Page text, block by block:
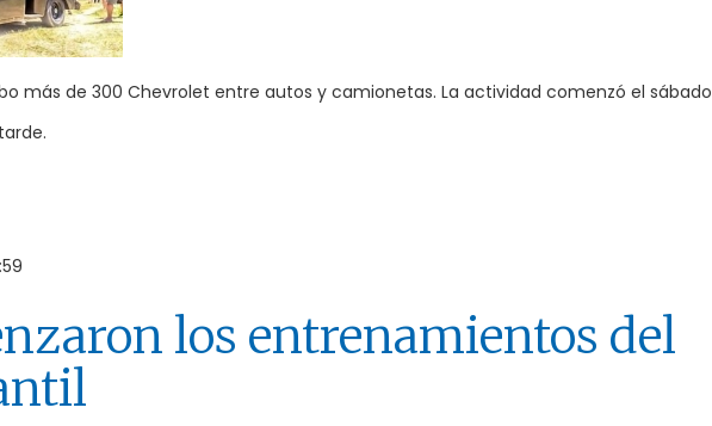
más de 300 Chevrolet entre autos y camionetas. La actividad comenzó el
los entrenamientos del